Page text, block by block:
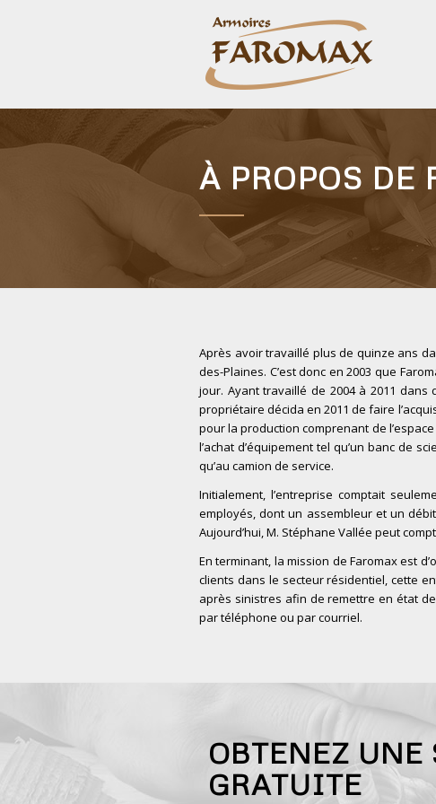
À PROPOS DE
Après avoir travaillé plus de quinze ans
des-Plaines. C’est donc en 2003 que
jour. Ayant travaillé de 2004 à 2011 dans
propriétaire décida en 2011 de faire
pour la production comprenant de
l’achat d’équipement tel qu’un banc de
qu’au camion de service.
Initialement, l’entreprise comptait
employés, dont un assembleur et un
Aujourd’hui, M. Stéphane Vallée peut
En terminant, la mission de Faromax est
clients dans le secteur résidentiel, cette
après sinistres afin de remettre en état
par téléphone ou par courriel.
OBTENEZ
GRATUITE